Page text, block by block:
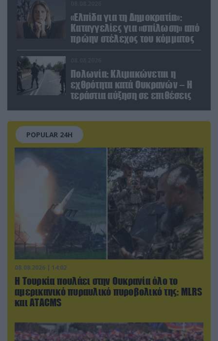
«Ελπίδα για τη Δημοκρατία»:
Καταγγελίες για «σπίλωση» από
πρώην στέλεχος του κόμματος
Πολωνία: Κλιμακώνεται η
εχθρότητα κατά Ουκρανών – Η
τεράστια αύξηση σε επιθέσεις
POPULAR 24H
08.08.2026 | 14:02
Η Τουρκία πουλάει στην Ουκρανία όλο το
αμερικανικό πυραυλικό πυροβολικό της: MLRS
και ΑΤΑCMS